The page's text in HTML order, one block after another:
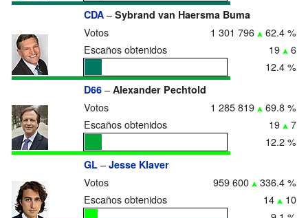
CDA – Sybrand van Haersma Buma
Votos 1 301 796
62.4 %
Escaños obtenidos
19
6
12.4 %
D66 – Alexander Pechtold
Votos 1 285 819
69.8 %
Escaños obtenidos
19
7
12.2 %
GL – Jesse Klaver
Votos 959 600
336.4 %
Escaños obtenidos
14
10